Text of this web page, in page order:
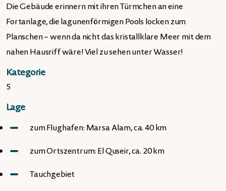
Die Gebäude erinnern mit ihren Türmchen an eine
Fortanlage, die lagunenförmigen Pools locken zum
Planschen – wenn da nicht das kristallklare Meer mit dem
nahen Hausriff wäre! Viel zu sehen unter Wasser!
Kategorie
5
Lage
zum Flughafen: Marsa Alam, ca. 40 km
zum Ortszentrum: El Quseir, ca. 20 km
Tauchgebiet